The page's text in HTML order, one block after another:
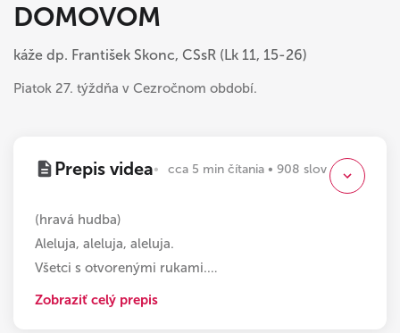
DOMOVOM
káže dp. František Skonc, CSsR (Lk 11, 15-26)
Piatok 27. týždňa v Cezročnom období.
Prepis videa cca 5 min čítania • 908 slov
(hravá hudba)
Aleluja, aleluja, aleluja.
Všetci s otvorenými rukami.…
Zobraziť celý prepis